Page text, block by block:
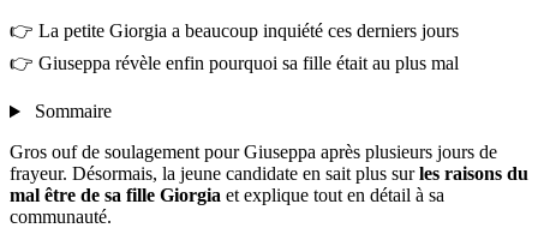
👉 La petite Giorgia a beaucoup inquiété ces derniers jours
👉 Giuseppa révèle enfin pourquoi sa fille était au plus mal
Sommaire
Gros ouf de soulagement pour Giuseppa après plusieurs jours de
frayeur. Désormais, la jeune candidate en sait plus surles raisons du
mal être de sa fille Giorgia et explique tout en détail à sa
communauté.